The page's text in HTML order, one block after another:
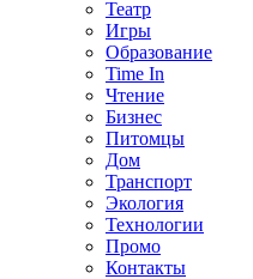
Театр
Игры
Образование
Time In
Чтение
Бизнес
Питомцы
Дом
Транспорт
Экология
Технологии
Промо
Контакты